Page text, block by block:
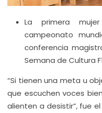
La primera
campeonato
conferencia
Semana de Cultura
“Si tienen una meta u
que escuchen voces
alienten a desistir”, fue